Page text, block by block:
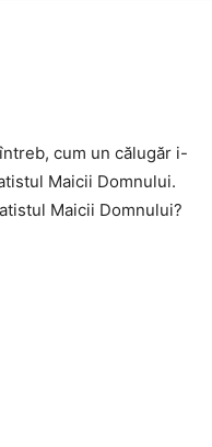
cum un călugăr i-
Maicii Domnului.
Maicii Domnului?